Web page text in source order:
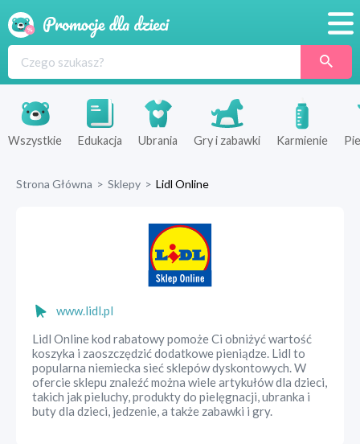
Produkty
Sklepy
Wszystkie Edukacja Ubrania Gry i zabawki Karmienie
Strona Główna > Sklepy > Lidl Online
www.lidl.pl
Lidl Online kod rabatowy pomoże Ci obniżyć wartość
koszyka i zaoszczędzić dodatkowe pieniądze. Lidl to
popularna niemiecka sieć sklepów dyskontowych. W
ofercie sklepu znaleźć można wiele artykułów dla dzieci,
takich jak pieluchy, produkty do pielęgnacji, ubranka i
buty dla dzieci, jedzenie, a także zabawki i gry.